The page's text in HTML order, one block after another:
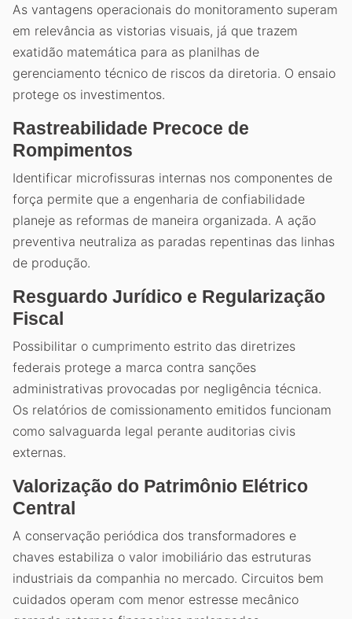
As vantagens operacionais do monitoramento superam
em relevância as vistorias visuais, já que trazem
exatidão matemática para as planilhas de
gerenciamento técnico de riscos da diretoria. O ensaio
protege os investimentos.
Rastreabilidade Precoce de
Rompimentos
Identificar microfissuras internas nos componentes de
força permite que a engenharia de confiabilidade
planeje as reformas de maneira organizada. A ação
preventiva neutraliza as paradas repentinas das linhas
de produção.
Resguardo Jurídico e Regularização
Fiscal
Possibilitar o cumprimento estrito das diretrizes
federais protege a marca contra sanções
administrativas provocadas por negligência técnica.
Os relatórios de comissionamento emitidos funcionam
como salvaguarda legal perante auditorias civis
externas.
Valorização do Patrimônio Elétrico
Central
A conservação periódica dos transformadores e
chaves estabiliza o valor imobiliário das estruturas
industriais da companhia no mercado. Circuitos bem
cuidados operam com menor estresse mecânico